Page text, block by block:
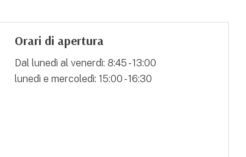
Orari di apertura
Dal lunedì al venerdì: 8:45 - 13:00
lunedì e mercoledì: 15:00 - 16:30